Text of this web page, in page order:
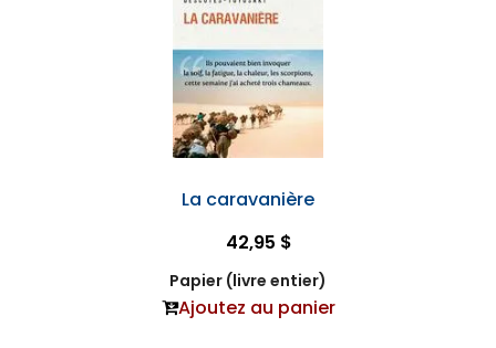
La caravanière
42,95 $
Papier (livre entier)
Ajoutez au panier